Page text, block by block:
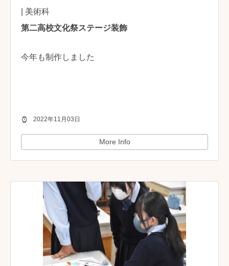
| 美術科
第二高校文化祭ステージ装飾
今年も制作しました
2022年11月03日
More Info